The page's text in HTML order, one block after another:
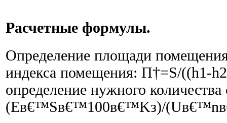
Расчетные формулы.
Определение площади
индекса помещения: П†=S/((h1-
определение нужного
(Eв€™Sв€™100в€™Kз)/